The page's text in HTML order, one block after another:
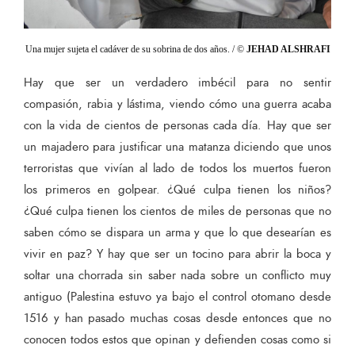
Una mujer sujeta el cadáver de su sobrina de dos años. / © JEHAD ALSHRAFI
Hay que ser un verdadero imbécil para no sentir
compasión, rabia y lástima, viendo cómo una guerra acaba
con la vida de cientos de personas cada día. Hay que ser
un majadero para justificar una matanza diciendo que unos
terroristas que vivían al lado de todos los muertos fueron
los primeros en golpear. ¿Qué culpa tienen los niños?
¿Qué culpa tienen los cientos de miles de personas que no
saben cómo se dispara un arma y que lo que desearían es
vivir en paz? Y hay que ser un tocino para abrir la boca y
soltar una chorrada sin saber nada sobre un conflicto muy
antiguo (Palestina estuvo ya bajo el control otomano desde
1516 y han pasado muchas cosas desde entonces que no
conocen todos estos que opinan y defienden cosas como si